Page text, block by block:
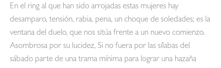
En el ring al que han sido arrojadas estas mujeres hay
desamparo, tensión, rabia, pena, un choque de soledades; es la
ventana del duelo, que nos sitúa frente a un nuevo comienzo.
Asombrosa por su lucidez, Si no fuera por las sílabas del
sábado parte de una trama mínima para lograr una hazaña